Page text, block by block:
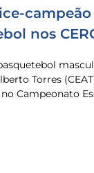
nos
Torres
Campeonato